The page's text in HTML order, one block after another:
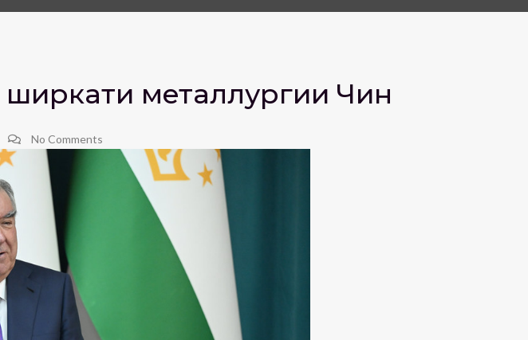
ширкати металлургии Чин
No Comments